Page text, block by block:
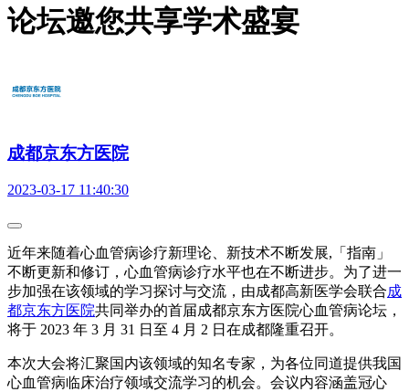
论坛邀您共享学术盛宴
成都京东方医院
2023-03-17 11:40:30
近年来随着心血管病诊疗新理论、新技术不断发展,「指南」
不断更新和修订，心血管病诊疗水平也在不断进步。为了进一
步加强在该领域的学习探讨与交流，由成都高新医学会联合成
都京东方医院共同举办的首届成都京东方医院心血管病论坛，
将于 2023 年 3 月 31 日至 4 月 2 日在成都隆重召开。
本次大会将汇聚国内该领域的知名专家，为各位同道提供我国
心血管病临床治疗领域交流学习的机会。会议内容涵盖冠心